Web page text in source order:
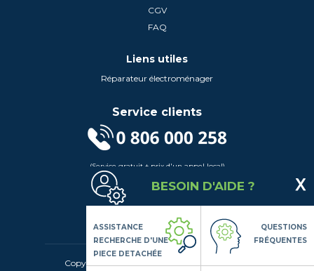
CGV
FAQ
Liens utiles
Réparateur électroménager
Service clients
(Service gratuit + prix d'un appel local)
Lundi au Vendredi de 9h à 18h
Contactez-Nous
Suivez-nous
Copyright© 2020 LSDLP, Tous droits réservés
BESOIN D'AIDE ?
ASSISTANCE
RECHERCHE D'UNE
PIECE DETACHÉE
QUESTIONS
FRÉQUENTES